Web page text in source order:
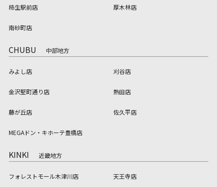
柿生駅前店 厚木林店
南砂町店
CHUBU 中部地方
みよし店 刈谷店
金沢堅町通り店 熱田店
藤が丘店 佐久平店
MEGAドン・キホーテ豊橋店
KINKI 近畿地方
フォレストモール木津川店 天王寺店